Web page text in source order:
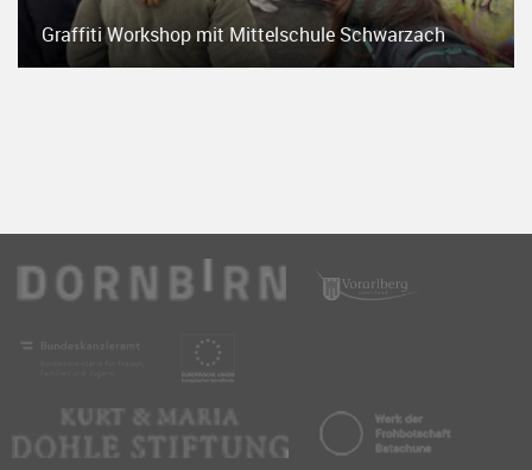
Graffiti Workshop mit Mittelschule Schwarzach